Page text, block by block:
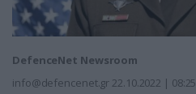
DefenceNet Newsroom
info@defencenet.gr 22.10.2022 | 08:25